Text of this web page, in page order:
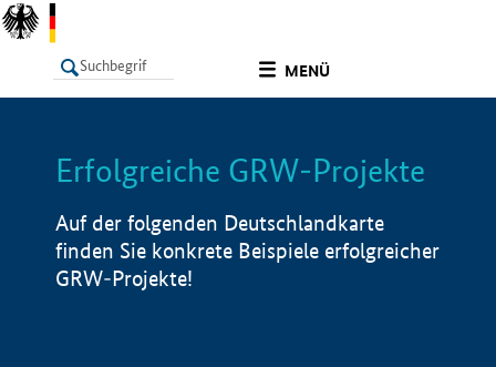
MENÜ
LISTE Info
Erfolgreiche GRW-Projekte
Auf der folgenden Deutschlandkarte
finden Sie konkrete Beispiele erfolgreicher
GRW-Projekte!